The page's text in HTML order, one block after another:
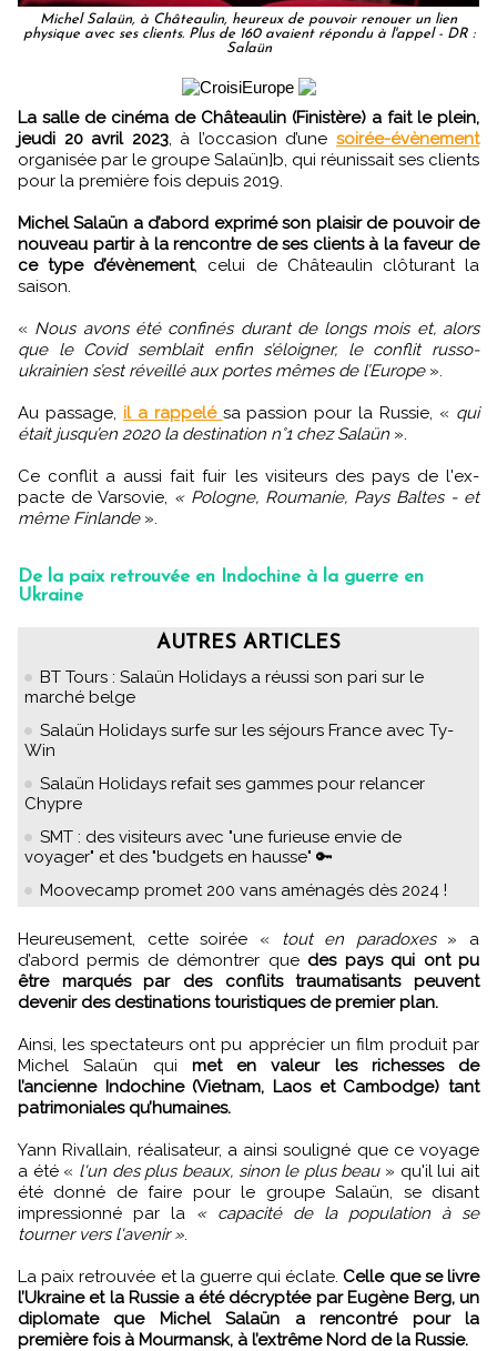
Michel Salaün, à Châteaulin, heureux de pouvoir renouer un lien
physique avec ses clients. Plus de 160 avaient répondu à l'appel - DR :
Salaün
La salle de cinéma de Châteaulin (Finistère) a fait le plein,
jeudi 20 avril 2023, à l’occasion d’unesoirée-évènement
organisée par le groupe Salaün]b, qui réunissait ses clients
pour la première fois depuis 2019.
Michel Salaün a d’abord exprimé son plaisir de pouvoir de
nouveau partir à la rencontre de ses clients à la faveur de
ce type d’évènement, celui de Châteaulin clôturant la
saison.
« Nous avons été confinés durant de longs mois et, alors
que le Covid semblait enfin s’éloigner, le conflit russo-
ukrainien s’est réveillé aux portes mêmes de l’Europe».
Au passage, il a rappelé sa passion pour la Russie, « qui
était jusqu’en 2020 la destination n°1 chez Salaün ».
Ce conflit a aussi fait fuir les visiteurs des pays de l'ex-
pacte de Varsovie, « Pologne, Roumanie, Pays Baltes - et
même Finlande».
De la paix retrouvée en Indochine à la guerre en
Ukraine
AUTRES ARTICLES
BT Tours : Salaün Holidays a réussi son pari sur le
marché belge
Salaün Holidays surfe sur les séjours France avec Ty-
Win
Salaün Holidays refait ses gammes pour relancer
Chypre
SMT : des visiteurs avec "une furieuse envie de
voyager" et des "budgets en hausse" 🔑
Moovecamp promet 200 vans aménagés dès 2024 !
Heureusement, cette soirée « tout en paradoxes» a
d’abord permis de démontrer que des pays qui ont pu
être marqués par des conflits traumatisants peuvent
devenir des destinations touristiques de premier plan.
Ainsi, les spectateurs ont pu apprécier un film produit par
Michel Salaün qui met en valeur les richesses de
l’ancienne Indochine (Vietnam, Laos et Cambodge) tant
patrimoniales qu’humaines.
Yann Rivallain, réalisateur, a ainsi souligné que ce voyage
a été « l'un des plus beaux, sinon le plus beau» qu'il lui ait
été donné de faire pour le groupe Salaün, se disant
impressionné par la « capacité de la population à se
tourner vers l'avenir ».
La paix retrouvée et la guerre qui éclate. Celle que se livre
l’Ukraine et la Russie a été décryptée par Eugène Berg, un
diplomate que Michel Salaün a rencontré pour la
première fois à Mourmansk, à l’extrême Nord de la Russie.